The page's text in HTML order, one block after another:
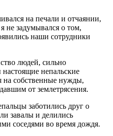
на печали и отчаянии,
не задумывался о том,
наши сотрудники
людей, сильно
непальские
на собственные нужды,
от землетрясения.
заботились друг о
завалы и делились
соседями во время дождя.